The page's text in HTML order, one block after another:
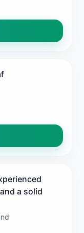
a solid